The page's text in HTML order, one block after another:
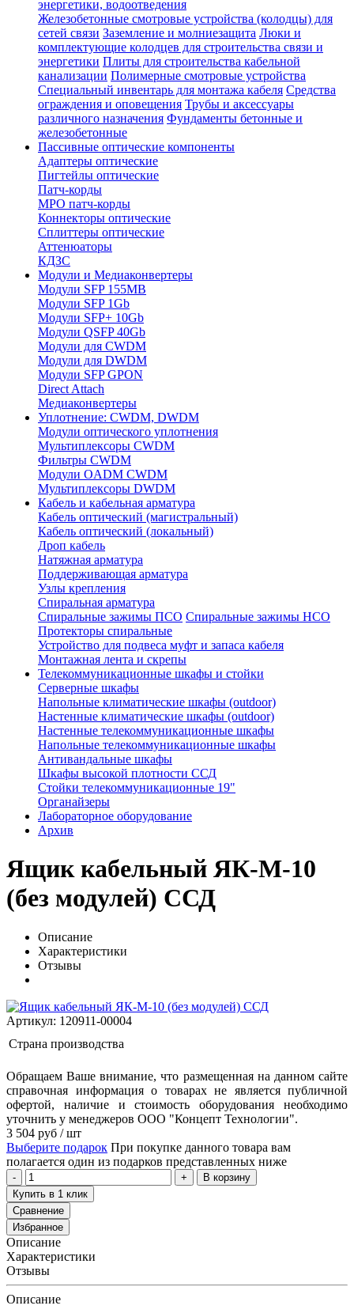
энергетики, водоотведения
Железобетонные смотровые устройства (колодцы) для
сетей связи Заземление и молниезащита Люки и
комплектующие колодцев для строительства связи и
энергетики Плиты для строительства кабельной
канализации Полимерные смотровые устройства
Специальный инвентарь для монтажа кабеля Средства
ограждения и оповещения Трубы и аксессуары
различного назначения Фундаменты бетонные и
железобетонные
Пассивные оптические компоненты
Адаптеры оптические
Пигтейлы оптические
Патч-корды
MPO патч-корды
Коннекторы оптические
Сплиттеры оптические
Аттенюаторы
КДЗС
Модули и Медиаконвертеры
Модули SFP 155MB
Модули SFP 1Gb
Модули SFP+ 10Gb
Модули QSFP 40Gb
Модули для CWDM
Модули для DWDM
Модули SFP GPON
Direct Attach
Медиаконвертеры
Уплотнение: CWDM, DWDM
Модули оптического уплотнения
Мультиплексоры CWDM
Фильтры CWDM
Модули OADM CWDM
Мультиплексоры DWDM
Кабель и кабельная арматура
Кабель оптический (магистральный)
Кабель оптический (локальный)
Дроп кабель
Натяжная арматура
Поддерживающая арматура
Узлы крепления
Спиральная арматура
Спиральные зажимы ПСО Спиральные зажимы НСО
Протекторы спиральные
Устройство для подвеса муфт и запаса кабеля
Монтажная лента и скрепы
Телекоммуникационные шкафы и стойки
Серверные шкафы
Напольные климатические шкафы (outdoor)
Настенные климатические шкафы (outdoor)
Настенные телекоммуникационные шкафы
Напольные телекоммуникационные шкафы
Антивандальные шкафы
Шкафы высокой плотности ССД
Стойки телекоммуникационные 19"
Органайзеры
Лабораторное оборудование
Архив
Ящик кабельный ЯК-М-10
(без модулей) ССД
Описание
Характеристики
Отзывы
Артикул: 120911-00004
Страна производства
Обращаем Ваше внимание, что размещенная на данном сайте
справочная информация о товарах не является публичной
офертой, наличие и стоимость оборудования необходимо
уточнить у менеджеров ООО "Концепт Технологии".
3 504 руб / шт
Выберите подарок При покупке данного товара вам
полагается один из подарков представленных ниже
В корзину
Купить в 1 клик
Сравнение
Избранное
Описание
Характеристики
Отзывы
Описание